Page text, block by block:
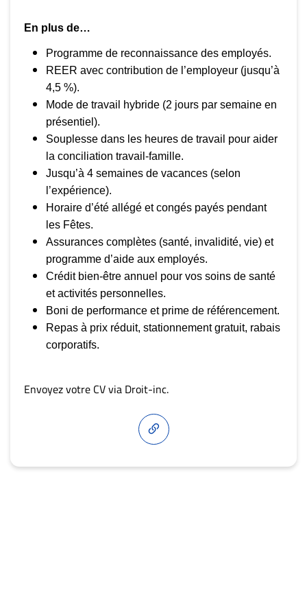
En plus de…
Programme de reconnaissance des employés.
REER avec contribution de l’employeur (jusqu’à
4,5 %).
Mode de travail hybride (2 jours par semaine en
présentiel).
Souplesse dans les heures de travail pour aider
la conciliation travail-famille.
Jusqu’à 4 semaines de vacances (selon
l’expérience).
Horaire d’été allégé et congés payés pendant
les Fêtes.
Assurances complètes (santé, invalidité, vie) et
programme d’aide aux employés.
Crédit bien-être annuel pour vos soins de santé
et activités personnelles.
Boni de performance et prime de référencement.
Repas à prix réduit, stationnement gratuit, rabais
corporatifs.
Envoyez votre CV via Droit-inc.